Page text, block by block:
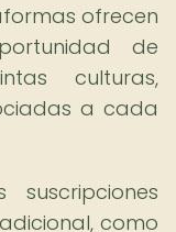
ofrecen
de
culturas,
a cada
como